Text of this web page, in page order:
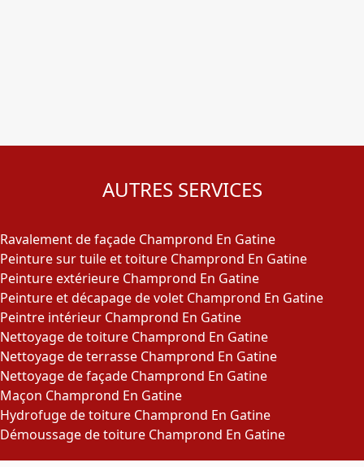
AUTRES SERVICES
Ravalement de façade Champrond En Gatine
Peinture sur tuile et toiture Champrond En Gatine
Peinture extérieure Champrond En Gatine
Peinture et décapage de volet Champrond En Gatine
Peintre intérieur Champrond En Gatine
Nettoyage de toiture Champrond En Gatine
Nettoyage de terrasse Champrond En Gatine
Nettoyage de façade Champrond En Gatine
Maçon Champrond En Gatine
Hydrofuge de toiture Champrond En Gatine
Démoussage de toiture Champrond En Gatine